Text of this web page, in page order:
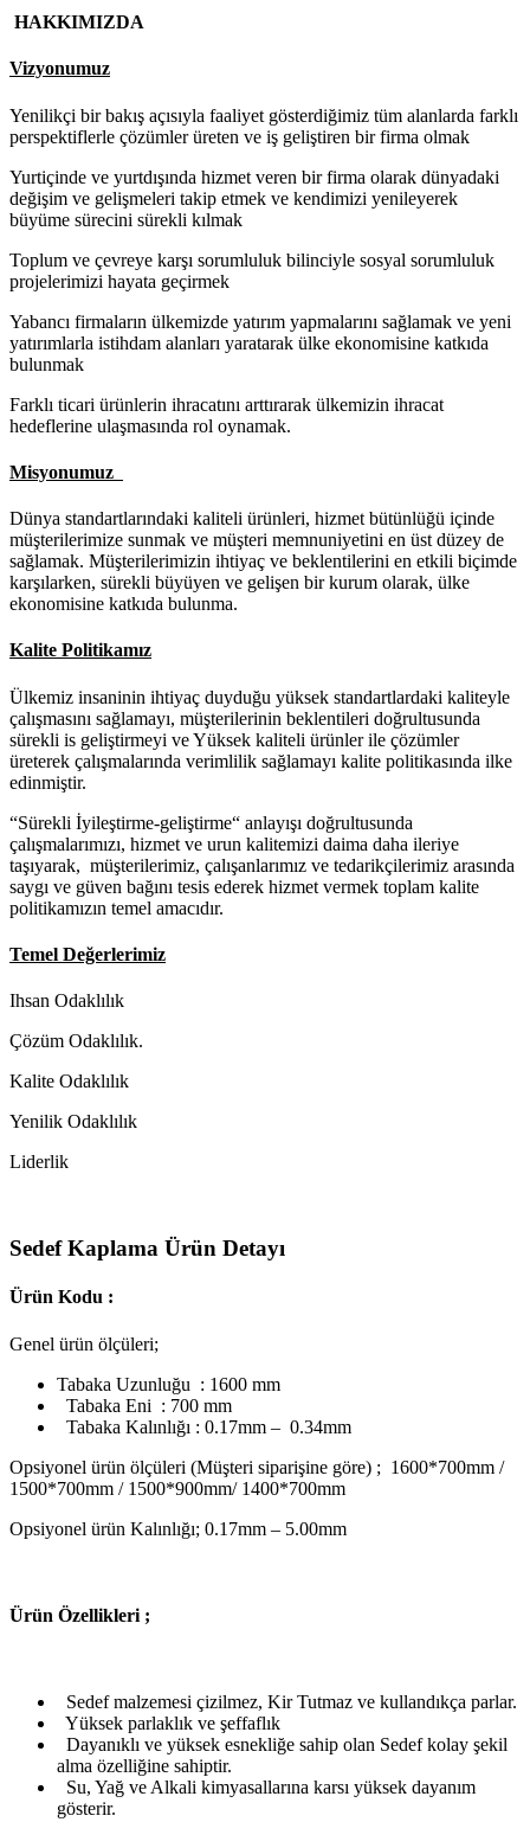
HAKKIMIZDA
Vizyonumuz
Yenilikçi bir bakış açısıyla faaliyet gösterdiğimiz tüm alanlarda farklı
perspektiflerle çözümler üreten ve iş geliştiren bir firma olmak
Yurtiçinde ve yurtdışında hizmet veren bir firma olarak dünyadaki
değişim ve gelişmeleri takip etmek ve kendimizi yenileyerek
büyüme sürecini sürekli kılmak
Toplum ve çevreye karşı sorumluluk bilinciyle sosyal sorumluluk
projelerimizi hayata geçirmek
Yabancı firmaların ülkemizde yatırım yapmalarını sağlamak ve yeni
yatırımlarla istihdam alanları yaratarak ülke ekonomisine katkıda
bulunmak
Farklı ticari ürünlerin ihracatını arttırarak ülkemizin ihracat
hedeflerine ulaşmasında rol oynamak.
Misyonumuz
Dünya standartlarındaki kaliteli ürünleri, hizmet bütünlüğü içinde
müşterilerimize sunmak ve müşteri memnuniyetini en üst düzey de
sağlamak. Müşterilerimizin ihtiyaç ve beklentilerini en etkili biçimde
karşılarken, sürekli büyüyen ve gelişen bir kurum olarak, ülke
ekonomisine katkıda bulunma.
Kalite Politikamız
Ülkemiz insaninin ihtiyaç duyduğu yüksek standartlardaki kaliteyle
çalışmasını sağlamayı, müşterilerinin beklentileri doğrultusunda
sürekli is geliştirmeyi ve Yüksek kaliteli ürünler ile çözümler
üreterek çalışmalarında verimlilik sağlamayı kalite politikasında ilke
edinmiştir.
“Sürekli İyileştirme-geliştirme“ anlayışı doğrultusunda
çalışmalarımızı, hizmet ve urun kalitemizi daima daha ileriye
taşıyarak, müşterilerimiz, çalışanlarımız ve tedarikçilerimiz arasında
saygı ve güven bağını tesis ederek hizmet vermek toplam kalite
politikamızın temel amacıdır.
Temel Değerlerimiz
Ihsan Odaklılık
Çözüm Odaklılık.
Kalite Odaklılık
Yenilik Odaklılık
Liderlik
Sedef Kaplama Ürün Detayı
Ürün Kodu :
Genel ürün ölçüleri;
Tabaka Uzunluğu : 1600 mm
Tabaka Eni : 700 mm
Tabaka Kalınlığı : 0.17mm – 0.34mm
Opsiyonel ürün ölçüleri (Müşteri siparişine göre) ; 1600*700mm /
1500*700mm / 1500*900mm/ 1400*700mm
Opsiyonel ürün Kalınlığı; 0.17mm – 5.00mm
Ürün Özellikleri ;
Sedef malzemesi çizilmez, Kir Tutmaz ve kullandıkça parlar.
Yüksek parlaklık ve şeffaflık
Dayanıklı ve yüksek esnekliğe sahip olan Sedef kolay şekil
alma özelliğine sahiptir.
Su, Yağ ve Alkali kimyasallarına karsı yüksek dayanım
gösterir.